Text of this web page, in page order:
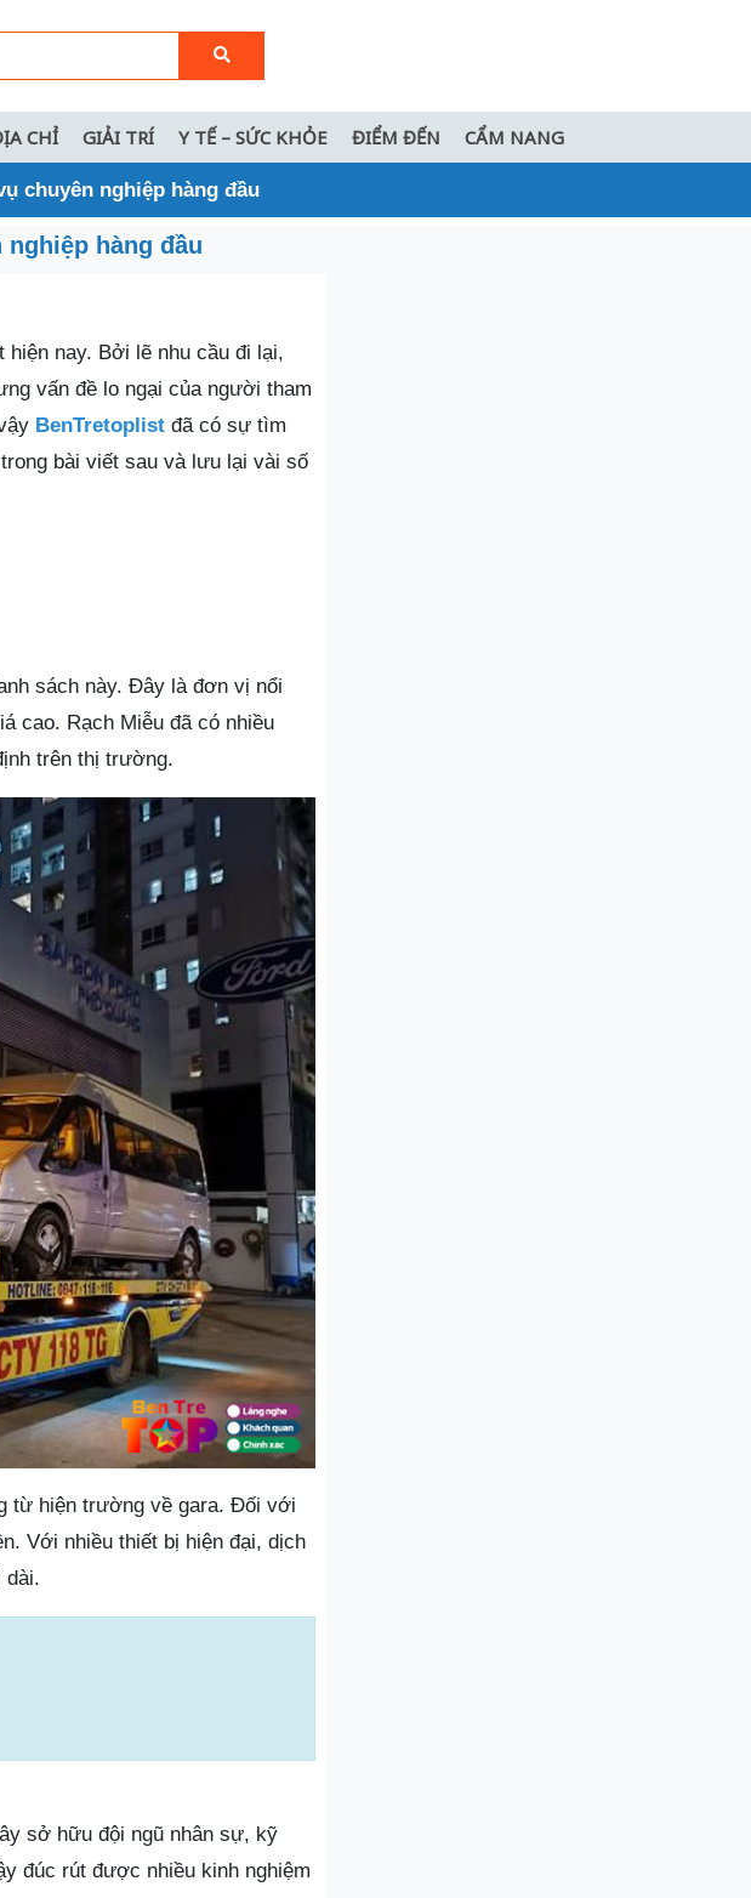
CHỈ GIẢI TRÍ Y TẾ – SỨC KHỎE ĐIỂM ĐẾN CẨM NANG
chuyên nghiệp hàng đầu
hàng đầu
nay. Bởi lẽ nhu cầu đi lại,
vấn đề lo ngại của người tham
BenTretoplist đã có sự tìm
bài viết sau và lưu lại vài số
sách này. Đây là đơn vị nổi
cao. Rạch Miễu đã có nhiều
trên thị trường.
từ hiện trường về gara. Đối với
Với nhiều thiết bị hiện đại, dịch
dài.
sở hữu đội ngũ nhân sự, kỹ
đúc rút được nhiều kinh nghiệm